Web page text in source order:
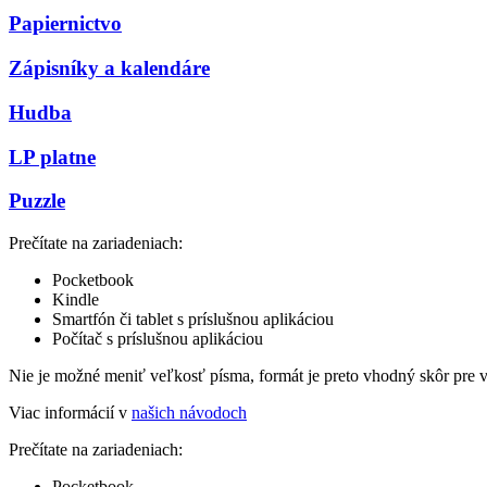
Papiernictvo
Zápisníky a kalendáre
Hudba
LP platne
Puzzle
Prečítate na zariadeniach:
Pocketbook
Kindle
Smartfón či tablet s príslušnou aplikáciou
Počítač s príslušnou aplikáciou
Nie je možné meniť veľkosť písma, formát je preto vhodný skôr pre
Viac informácií v našich návodoch
Prečítate na zariadeniach: